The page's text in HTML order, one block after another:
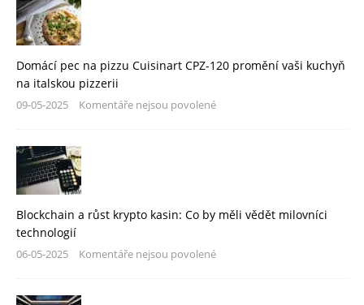
Domácí pec na pizzu Cuisinart CPZ-120 promění vaši kuchyň
na italskou pizzerii
09-05-2025 Komentáře nejsou povolené
Blockchain a růst krypto kasin: Co by měli vědět milovníci
technologií
06-05-2025 Komentáře nejsou povolené